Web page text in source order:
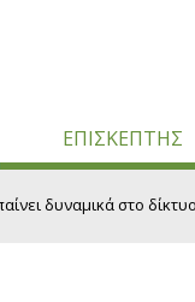
ΕΠΙΣΚΕΠΤΗΣ
δυναμικά στο